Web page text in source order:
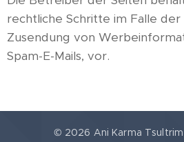
rechtliche Schritte im Falle
Zusendung von
Spam-E-Mails, vor.
© 2026 Ani Karma